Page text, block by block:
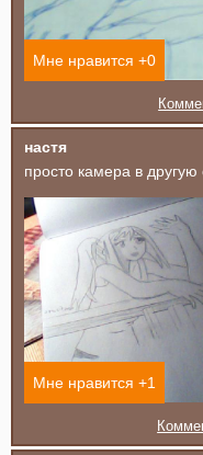
Мне нравится +0
настя
просто камера в
Мне нравится +1